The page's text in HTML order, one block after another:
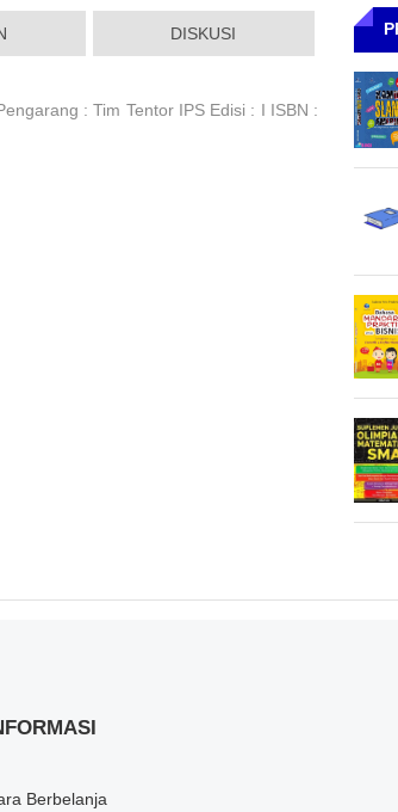
DISKUSI
: Tim Tentor IPS Edisi : I ISBN :
Berbelanja